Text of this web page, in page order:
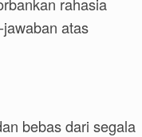
atas
bebas dari segala